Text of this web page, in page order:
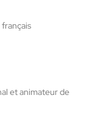
et animateur de